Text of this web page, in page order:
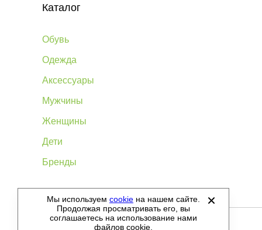
Каталог
Обувь
Одежда
Аксессуары
Мужчины
Женщины
Дети
Бренды
©2012-2026 - Sellgroup.ru - все права защищены.
Мы используем cookie на нашем сайте.
Продолжая просматривать его, вы
соглашаетесь на использование нами
файлов cookie.